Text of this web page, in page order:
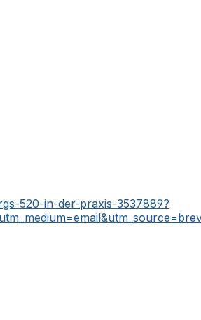
520-in-der-praxis-3537889?